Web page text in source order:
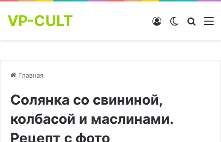
VP-CULT Switch skin
Войти
Главная
Солянка со свининой,
колбасой и маслинами.
Рецепт с фото